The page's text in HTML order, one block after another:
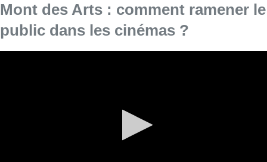
Mont des Arts : comment ramener le
public dans les cinémas ?